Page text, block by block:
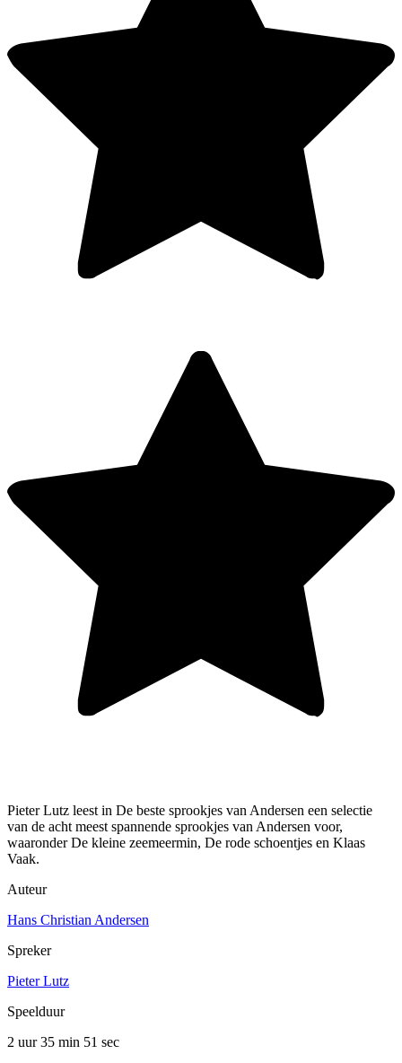
Pieter Lutz leest in De beste sprookjes van Andersen een selectie
van de acht meest spannende sprookjes van Andersen voor,
waaronder De kleine zeemeermin, De rode schoentjes en Klaas
Vaak.
Auteur
Hans Christian Andersen
Spreker
Pieter Lutz
Speelduur
2 uur 35 min 51 sec